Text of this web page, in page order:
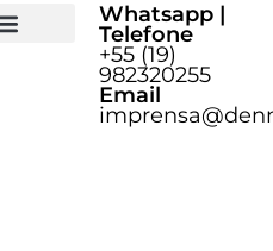
Whatsapp |
Telefone
+55 (19)
982320255
Email